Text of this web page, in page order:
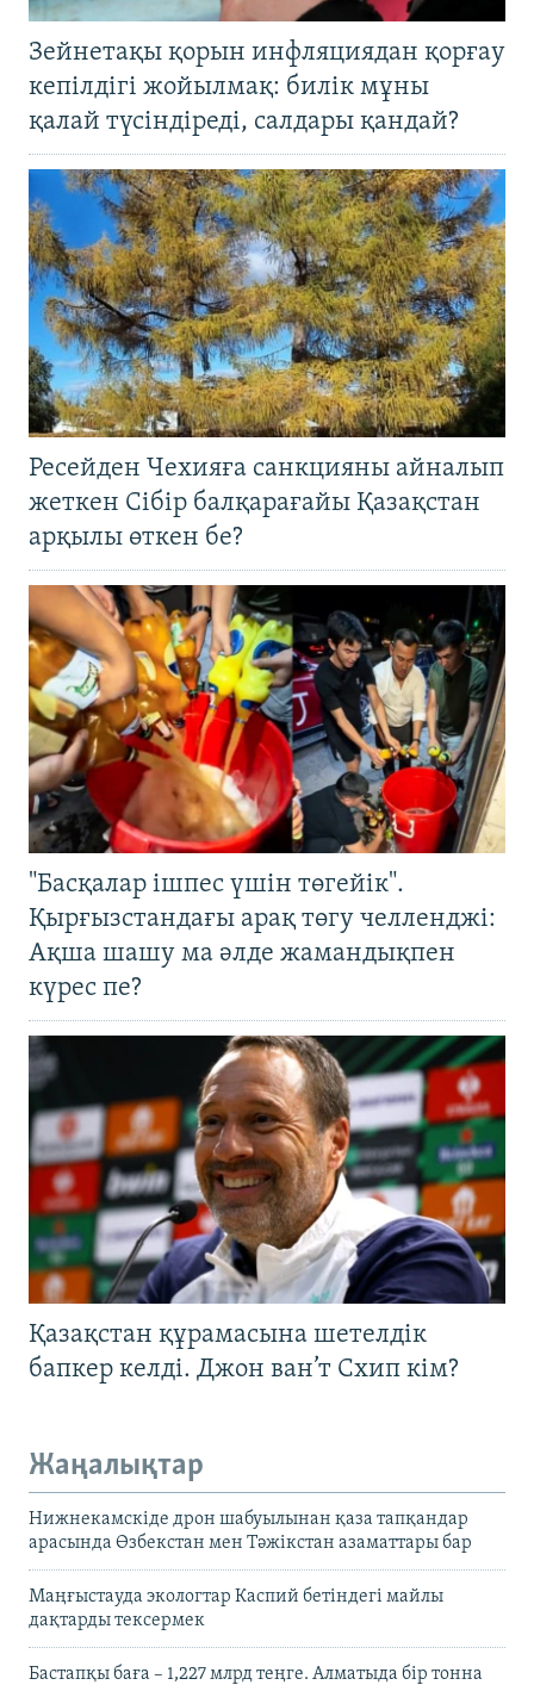
Зейнетақы қорын инфляциядан қорғау
кепілдігі жойылмақ: билік мұны
қалай түсіндіреді, салдары қандай?
Ресейден Чехияға санкцияны айналып
жеткен Сібір балқарағайы Қазақстан
арқылы өткен бе?
"Басқалар ішпес үшін төгейік".
Қырғызстандағы арақ төгу челленджі:
Ақша шашу ма әлде жамандықпен
күрес пе?
Қазақстан құрамасына шетелдік
бапкер келді. Джон ван’т Схип кім?
Жаңалықтар
Нижнекамскіде дрон шабуылынан қаза тапқандар
арасында Өзбекстан мен Тәжікстан азаматтары бар
Маңғыстауда экологтар Каспий бетіндегі майлы
дақтарды тексермек
Бастапқы баға – 1,227 млрд теңге. Алматыда бір тонна